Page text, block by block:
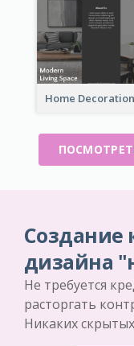
Создание
дизайна
Не требуется
расторгать
Никаких